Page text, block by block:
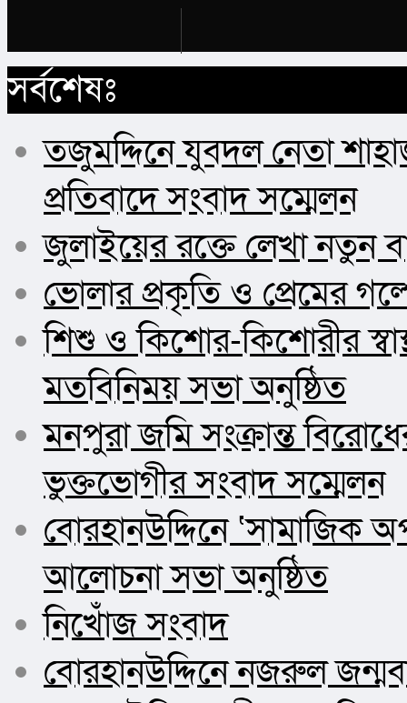
সর্বশেষঃ
তজুমদ্দিনে যুবদল নেতা
প্রতিবাদে সংবাদ সম্মেলন
জুলাইয়ের রক্তে লেখা নতুন
ভোলার প্রকৃতি ও প্রেমের
শিশু ও কিশোর-কিশোরীর
মতবিনিময় সভা অনুষ্ঠিত
মনপুরা জমি সংক্রান্ত
ভুক্তভোগীর সংবাদ সম্মেলন
বোরহানউদ্দিনে ‘সামাজিক
আলোচনা সভা অনুষ্ঠিত
নিখোঁজ সংবাদ
বোরহানউদ্দিনে নজরুল